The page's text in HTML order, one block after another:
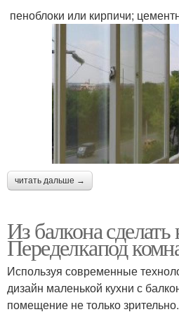
пеноблоки или кирпичи;
читать дальше →
Из балкона сделать
Переделкапод
Используя современные
дизайн маленькой кухни с
помещение не только зрительно.